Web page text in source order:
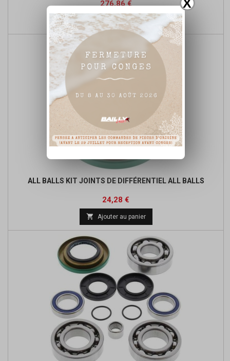
Prix
276,86 €Prix
de
base
 Ajouter au panier
ALL BALLS KIT JOINTS DE DIFFÉRENTIEL ALL BALLS
Prix
24,28 €
base
 Ajouter au panier